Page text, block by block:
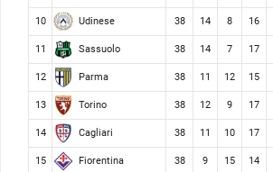
10 Udinese 38 14 8 16
11 Sassuolo 38 14 7 17
12 Parma 38 11 12 15
13 Torino 38 12 9 17
14 Cagliari 38 11 10 17
15 Fiorentina 38 9 15 14